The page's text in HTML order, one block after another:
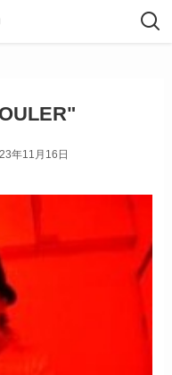
年11月16日